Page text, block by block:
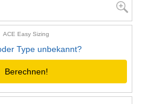
ACE Easy Sizing
Type unbekannt?
Berechnen!